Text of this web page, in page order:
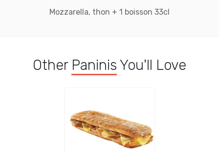
Mozzarella, thon + 1 boisson 33cl
Other Paninis You'll Love